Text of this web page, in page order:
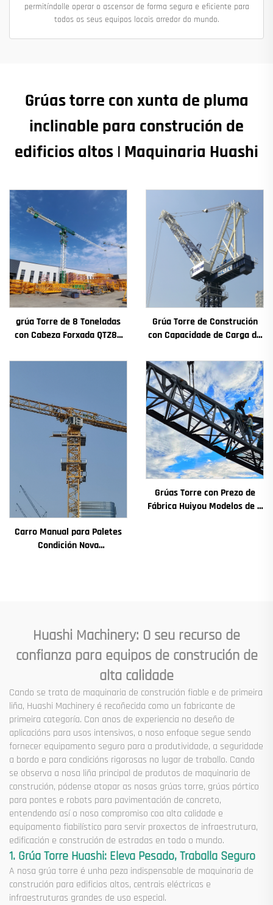
permitíndolle operar o ascensor de forma segura e eficiente para
todos os seus equipos locais arredor do mundo.
Grúas torre con xunta de pluma
inclinable para construción de
edificios altos | Maquinaria Huashi
grúa Torre de 8 Toneladas
con Cabeza Forxada QTZ80
Competitivo
Grúa Torre de Construción
con Capacidade de Carga de
Cambios Motor de
Engranaxes Coxinetes
Principais
Carro Manual para Paletes
Condición Nova
Grúas Torre con Prezo de
Fábrica Huiyou Modelos de 4
Huashi Machinery: O seu recurso de
confianza para equipos de construción de
alta calidade
Cando se trata de maquinaria de construción fiable e de primeira
liña, Huashi Machinery é recoñecida como un fabricante de
primeira categoría. Con anos de experiencia no deseño de
aplicacións para usos intensivos, o noso enfoque segue sendo
fornecer equipamento seguro para a produtividade, a seguridade
a bordo e para condicións rigorosas no lugar de traballo. Cando
se observa a nosa liña principal de produtos de maquinaria de
construción, pódense atopar as nosas grúas torre, grúas pórtico
para pontes e robots para pavimentación de concreto,
entendendo así o noso compromiso coa alta calidade e
equipamento fiabilístico para servir proxectos de infraestrutura,
edificación e construción de estradas en todo o mundo.
1. Grúa Torre Huashi: Eleva Pesado, Traballa Seguro
A nosa grúa torre é unha peza indispensable de maquinaria de
construción para edificios altos, centrais eléctricas e
infraestruturas grandes de uso especial.